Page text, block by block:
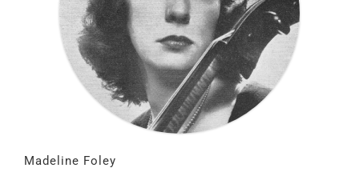
Madeline Foley